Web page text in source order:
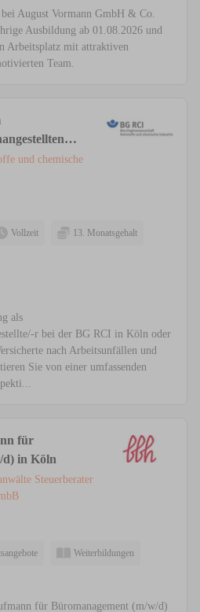
August Vormann GmbH & Co.
Ausbildung ab 01.08.2026 und
Arbeitsplatz mit attraktiven
Team.
und chemische
Vollzeit 13. Monatsgehalt
als
r bei der BG RCI in Köln oder
nach Arbeitsunfällen und
Sie von einer umfassenden
für
d) in Köln
Steuerberater
Weiterbildungen
für Büromanagement (m/w/d)